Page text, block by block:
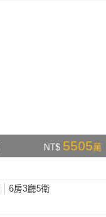
NT$ 5505萬
6房3廳5衛